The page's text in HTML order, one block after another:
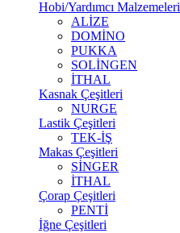
Hobi/Yardımcı Malzemeleri
ALİZE
DOMİNO
PUKKA
SOLİNGEN
İTHAL
Kasnak Çeşitleri
NURGE
Lastik Çeşitleri
TEK-İŞ
Makas Çeşitleri
SİNGER
İTHAL
Çorap Çeşitleri
PENTİ
İğne Çeşitleri